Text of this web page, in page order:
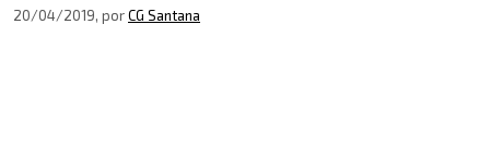
20/04/2019, porCG Santana